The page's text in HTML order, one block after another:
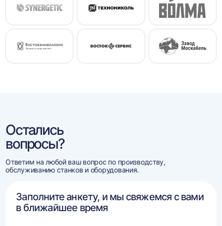
Остались
вопросы?
Ответим на любой ваш вопрос по производству,
обслуживанию станков и оборудования.
Заполните анкету, и мы свяжемся с вами
в ближайшее время